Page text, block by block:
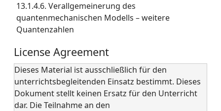
13.1.4.6. Verallgemeinerung des
quantenmechanischen Modells – weitere
Quantenzahlen
License Agreement
Dieses Material ist ausschließlich für den
unterrichtsbegleitenden Einsatz bestimmt. Dieses
Dokument stellt keinen Ersatz für den Unterricht
dar. Die Teilnahme an den